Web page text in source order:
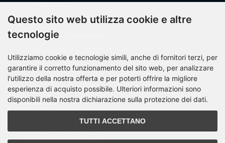
Produttore
Spese di spedizione
Modalità di pagamento
Sitemap
PARTNER
Questo sito web utilizza cookie e altre
tecnologie
Utilizziamo cookie e tecnologie simili, anche di fornitori terzi, per
garantire il corretto funzionamento del sito web, per analizzare
l'utilizzo della nostra offerta e per poterti offrire la migliore
esperienza di acquisto possibile. Ulteriori informazioni sono
disponibili nella nostra dichiarazione sulla protezione dei dati.
TUTTI ACCETTANO